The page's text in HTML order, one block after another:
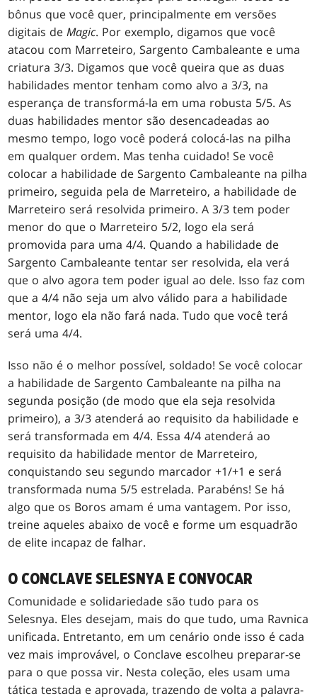
bônus que você quer, principalmente em versões
digitais deMagic. Por exemplo, digamos que você
atacou com Marreteiro, Sargento Cambaleante e uma
criatura 3/3. Digamos que você queira que as duas
habilidades mentor tenham como alvo a 3/3, na
esperança de transformá-la em uma robusta 5/5. As
duas habilidades mentor são desencadeadas ao
mesmo tempo, logo você poderá colocá-las na pilha
em qualquer ordem. Mas tenha cuidado! Se você
colocar a habilidade de Sargento Cambaleante na pilha
primeiro, seguida pela de Marreteiro, a habilidade de
Marreteiro será resolvida primeiro. A 3/3 tem poder
menor do que o Marreteiro 5/2, logo ela será
promovida para uma 4/4. Quando a habilidade de
Sargento Cambaleante tentar ser resolvida, ela verá
que o alvo agora tem poder igual ao dele. Isso faz com
que a 4/4 não seja um alvo válido para a habilidade
mentor, logo ela não fará nada. Tudo que você terá
será uma 4/4.
Isso não é o melhor possível, soldado! Se você colocar
a habilidade de Sargento Cambaleante na pilha na
segunda posição (de modo que ela seja resolvida
primeiro), a 3/3 atenderá ao requisito da habilidade e
será transformada em 4/4. Essa 4/4 atenderá ao
requisito da habilidade mentor de Marreteiro,
conquistando seu segundo marcador +1/+1 e será
transformada numa 5/5 estrelada. Parabéns! Se há
algo que os Boros amam é uma vantagem. Por isso,
treine aqueles abaixo de você e forme um esquadrão
de elite incapaz de falhar.
O CONCLAVE SELESNYA E CONVOCAR
Comunidade e solidariedade são tudo para os
Selesnya. Eles desejam, mais do que tudo, uma Ravnica
unificada. Entretanto, em um cenário onde isso é cada
vez mais improvável, o Conclave escolheu preparar-se
para o que possa vir. Nesta coleção, eles usam uma
tática testada e aprovada, trazendo de volta a palavra-